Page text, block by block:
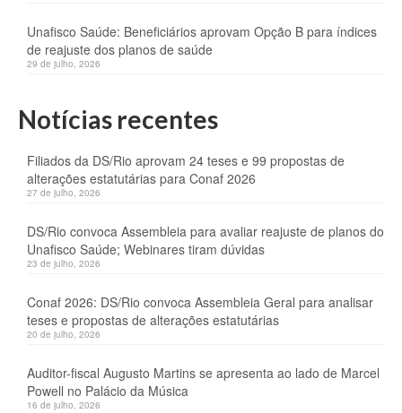
Unafisco Saúde: Beneficiários aprovam Opção B para índices
de reajuste dos planos de saúde
29 de julho, 2026
Notícias recentes
Filiados da DS/Rio aprovam 24 teses e 99 propostas de
alterações estatutárias para Conaf 2026
27 de julho, 2026
DS/Rio convoca Assembleia para avaliar reajuste de planos do
Unafisco Saúde; Webinares tiram dúvidas
23 de julho, 2026
Conaf 2026: DS/Rio convoca Assembleia Geral para analisar
teses e propostas de alterações estatutárias
20 de julho, 2026
Auditor-fiscal Augusto Martins se apresenta ao lado de Marcel
Powell no Palácio da Música
16 de julho, 2026